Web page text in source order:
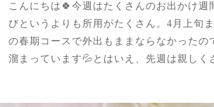
こんにちは🍀今週はたくさんのお出かけ週
びというよりも所用がたくさん。4月上旬
の春期コースで外出もままならなかったの
溜まっています💦とはいえ、先週は親し